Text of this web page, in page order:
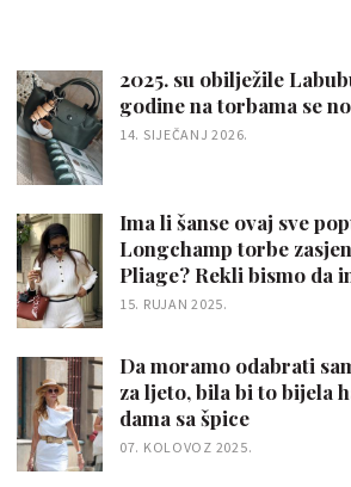
2025. su obilježile
godine na torbama se
14. SIJEČANJ 2026.
Ima li šanse ovaj sve
Longchamp torbe
Pliage? Rekli bismo da
15. RUJAN 2025.
Da moramo odabrati
za ljeto, bila bi to bijela
dama sa špice
07. KOLOVOZ 2025.